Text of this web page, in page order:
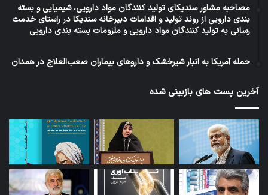
مصاحبه مشاور سندیکای تولید کنندگان مواد دارویی، شیمیایی و بسته
بندی دارویی از روند تولید و اقدامات دبیرخانه سندیکا در راستای خدمت
رسانی به تولید کنندگان مواد دارویی و ملزومات بسته بندی دارویی
حمله آمریکا به انبار شیرخشک و داروهای بیماران صعب‌العلاج در همدان
آخرین پست های بازبینی شده